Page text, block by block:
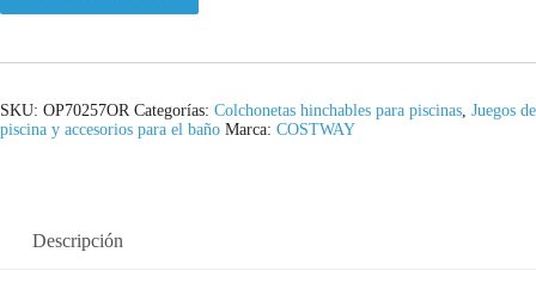
SKU: OP70257OR Categorías: Colchonetas hinchables para piscinas, Juegos de
piscina y accesorios para el baño Marca: COSTWAY
Descripción